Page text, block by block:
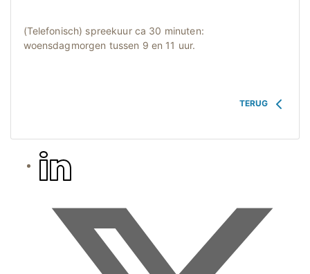
(Telefonisch) spreekuur ca 30 minuten:
woensdagmorgen tussen 9 en 11 uur.
TERUG